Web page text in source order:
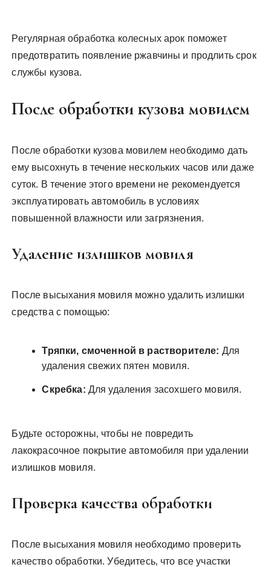
Регулярная обработка колесных арок поможет
предотвратить появление ржавчины и продлить срок
службы кузова.
После обработки кузова мовилем
После обработки кузова мовилем необходимо дать
ему высохнуть в течение нескольких часов или даже
суток. В течение этого времени не рекомендуется
эксплуатировать автомобиль в условиях
повышенной влажности или загрязнения.
Удаление излишков мовиля
После высыхания мовиля можно удалить излишки
средства с помощью:
Тряпки‚ смоченной в растворителе: Для
удаления свежих пятен мовиля.
Скребка: Для удаления засохшего мовиля.
Будьте осторожны‚ чтобы не повредить
лакокрасочное покрытие автомобиля при удалении
излишков мовиля.
Проверка качества обработки
После высыхания мовиля необходимо проверить
качество обработки. Убедитесь‚ что все участки